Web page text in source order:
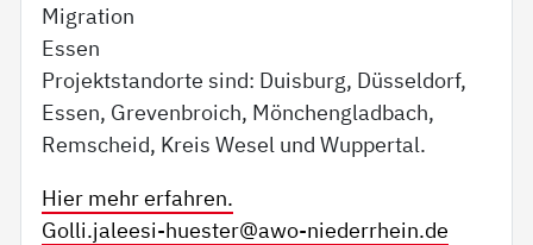
Migration
Essen
Projektstandorte sind: Duisburg, Düsseldorf,
Essen, Grevenbroich, Mönchengladbach,
Remscheid, Kreis Wesel und Wuppertal.
Hier mehr erfahren.
Golli.jaleesi-huester@awo-niederrhein.de